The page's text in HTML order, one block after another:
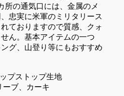
所の通気口には、金属のメ
忠実に米軍のミリタリース
ておりますので質感、クォ
ん。基本アイテムの一つ
グ、山登り等にもおすすめ
プストップ生地
ーブ、カーキ